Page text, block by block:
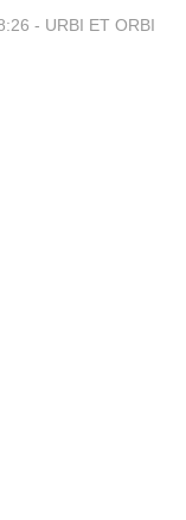
- URBI ET ORBI